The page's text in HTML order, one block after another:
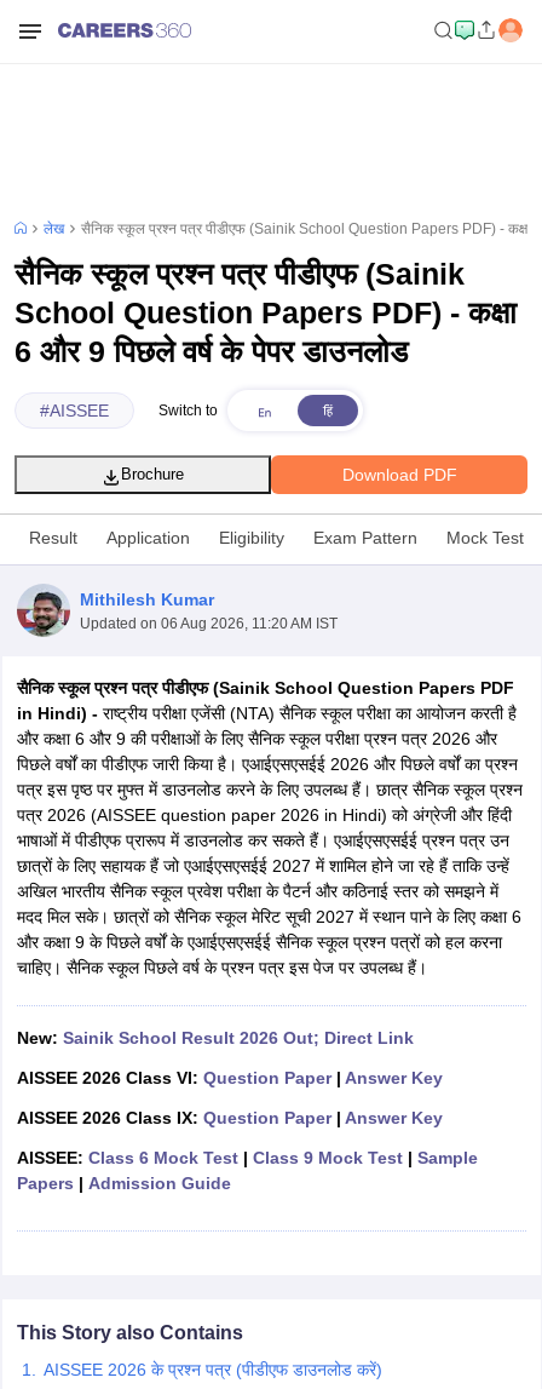
Time Table 2026
12th Supplementary Result 2026 Kerala Plus Two SAY Result 2026
Marksheet 2026
CBSE Second Board Result 2026 Roll Number
HS Result 2026
CBSE Class 12 Result Link 2026
Punjab
CBSE 10th Science Question Paper 2026 Second Exam CBSE 10th
Question Paper 2026TS Inter Supplementary Question
SSLC Karnataka SSLC UK Board 10th Goa Board SSC PSEB 10th
Exam
MP Board 12th UK Board 12thGoa Board HSSCPSEB 12th
Public School Admissions
Navyug School Admission
MGGS School
Schools in JaipurSchools in Lucknow Schools in Gurgaon
Schools
Schools in Punjab
Schools in Bihar
Medium Schools in India
Gujarati Medium Schools in India
Army Public Schools in India
HBSE 12th SyllabusHPBOSE 12th SyllabusNBSE HSSLC
GSEB SSC Question PapersGoa Board SSC Question Paper
10th Syllabus
JAC 10th Syllabus Odisha 10th Syllabus
Syllabus for Class 11 Syllabus for Class 12
2026Digital Gujarat Scholarship 2026-27UP Scholarship
Knowledge OlympiadHBCSE Mathematical Olympiad
लेख सैनिक स्कूल प्रश्न पत्र पीडीएफ (Sainik School Question Papers PDF) - कक्षा
सैनिक स्कूल प्रश्न पत्र पीडीएफ (Sainik
School Question Papers PDF) - कक्षा
6 और 9 पिछले वर्ष के पेपर डाउनलोड
#AISSEE Switch to
Download PDF
Brochure
Result Application Eligibility Exam Pattern Mock Test
Mithilesh Kumar
Updated on 06 Aug 2026, 11:20 AM IST
सैनिक स्कूल प्रश्न पत्र पीडीएफ (Sainik School Question Papers PDF
in Hindi) - राष्ट्रीय परीक्षा एजेंसी (NTA) सैनिक स्कूल परीक्षा का आयोजन करती है
और कक्षा 6 और 9 की परीक्षाओं के लिए सैनिक स्कूल परीक्षा प्रश्न पत्र 2026 और
पिछले वर्षों का पीडीएफ जारी किया है। एआईएसएसईई 2026 और पिछले वर्षों का प्रश्न
पत्र इस पृष्ठ पर मुफ्त में डाउनलोड करने के लिए उपलब्ध हैं। छात्र सैनिक स्कूल प्रश्न
पत्र 2026 (AISSEE question paper 2026 in Hindi) को अंग्रेजी और हिंदी
भाषाओं में पीडीएफ प्रारूप में डाउनलोड कर सकते हैं। एआईएसएसईई प्रश्न पत्र उन
छात्रों के लिए सहायक हैं जो एआईएसएसईई 2027 में शामिल होने जा रहे हैं ताकि उन्हें
अखिल भारतीय सैनिक स्कूल प्रवेश परीक्षा के पैटर्न और कठिनाई स्तर को समझने में
मदद मिल सके। छात्रों को सैनिक स्कूल मेरिट सूची 2027 में स्थान पाने के लिए कक्षा 6
और कक्षा 9 के पिछले वर्षों के एआईएसएसईई सैनिक स्कूल प्रश्न पत्रों को हल करना
चाहिए। सैनिक स्कूल पिछले वर्ष के प्रश्न पत्र इस पेज पर उपलब्ध हैं।
New: Sainik School Result 2026 Out; Direct Link
AISSEE 2026 Class VI: Question Paper| Answer Key
AISSEE 2026 Class IX: Question Paper| Answer Key
AISSEE: Class 6 Mock Test| Class 9 Mock Test| Sample
Papers | Admission Guide
This Story also Contains
AISSEE 2026 के प्रश्न पत्र (पीडीएफ डाउनलोड करें)